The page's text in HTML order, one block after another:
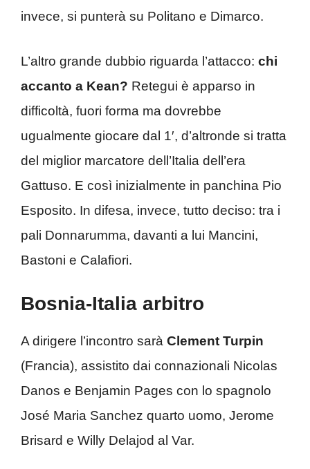
invece, si punterà su Politano e Dimarco.
L’altro grande dubbio riguarda l’attacco: chi
accanto a Kean? Retegui è apparso in
difficoltà, fuori forma ma dovrebbe
ugualmente giocare dal 1′, d’altronde si tratta
del miglior marcatore dell’Italia dell’era
Gattuso. E così inizialmente in panchina Pio
Esposito. In difesa, invece, tutto deciso: tra i
pali Donnarumma, davanti a lui Mancini,
Bastoni e Calafiori.
Bosnia-Italia arbitro
A dirigere l’incontro sarà Clement Turpin
(Francia), assistito dai connazionali Nicolas
Danos e Benjamin Pages con lo spagnolo
José Maria Sanchez quarto uomo, Jerome
Brisard e Willy Delajod al Var.